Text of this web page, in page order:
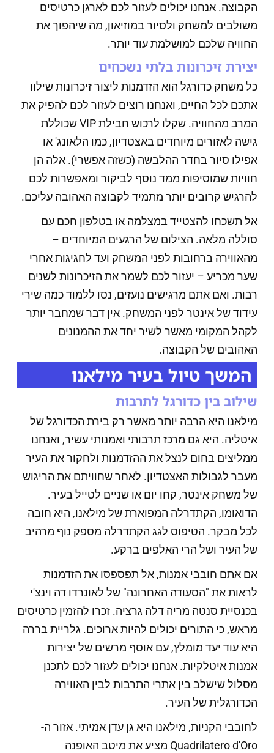
הקבוצה. אנחנו יכולים לעזור לכם לארגן כרטיסים
משולבים למשחק ולסיור במוזיאון, מה שיהפוך את
החוויה שלכם למושלמת עוד יותר.
יצירת זיכרונות בלתי נשכחים
כל משחק כדורגל הוא הזדמנות ליצור זיכרונות שילוו
אתכם לכל החיים, ואנחנו רוצים לעזור לכם להפיק את
המרב מהחוויה. שקלו לרכוש חבילת VIP שכוללת
גישה לאזורים מיוחדים באצטדיון, כמו הלאונג' או
אפילו סיור בחדר ההלבשה (כשזה אפשרי). אלה הן
חוויות שמוסיפות ממד נוסף לביקור ומאפשרות לכם
להרגיש קרובים יותר מתמיד לקבוצה האהובה עליכם.
אל תשכחו להצטייד במצלמה או בטלפון חכם עם
סוללה מלאה. הצילום של הרגעים המיוחדים –
מהאווירה ברחובות לפני המשחק ועד לחגיגות אחרי
שער מכריע – יעזור לכם לשמר את הזיכרונות לשנים
רבות. ואם אתם מרגישים נועזים, נסו ללמוד כמה שירי
עידוד של אינטר לפני המשחק. אין דבר שמחבר יותר
לקהל המקומי מאשר לשיר יחד את ההמנונים
האהובים של הקבוצה.
המשך טיול בעיר מילאנו
שילוב בין כדורגל לתרבות
מילאנו היא הרבה יותר מאשר רק בירת הכדורגל של
איטליה. היא גם מרכז תרבותי ואמנותי עשיר, ואנחנו
ממליצים בחום לנצל את ההזדמנות ולחקור את העיר
מעבר לגבולות האצטדיון. לאחר שחוויתם את הריגוש
של משחק אינטר, קחו יום או שניים לטייל בעיר.
הדואומו, הקתדרלה המפוארת של מילאנו, היא חובה
לכל מבקר. הטיפוס לגג הקתדרלה מספק נוף מרהיב
של העיר ושל הרי האלפים ברקע.
אם אתם חובבי אמנות, אל תפספסו את הזדמנות
לראות את "הסעודה האחרונה" של לאונרדו דה וינצ'י
בכנסיית סנטה מריה דלה גרציה. זכרו להזמין כרטיסים
מראש, כי התורים יכולים להיות ארוכים. גלריית בררה
היא עוד יעד מומלץ, עם אוסף מרשים של יצירות
אמנות איטלקיות. אנחנו יכולים לעזור לכם לתכנן
מסלול שישלב בין אתרי התרבות לבין האווירה
הכדורגלית של העיר.
לחובבי הקניות, מילאנו היא גן עדן אמיתי. אזור ה-
Quadrilatero d'Oro מציע את מיטב האופנה